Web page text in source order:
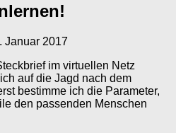
Januar 2017
im virtuellen Netz
auf die Jagd nach dem
bestimme ich die Parameter,
den passenden Menschen